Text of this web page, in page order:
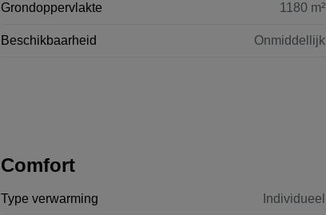
Grondoppervlakte 1180 m²
Beschikbaarheid Onmiddellijk
Comfort
Type verwarming Individueel